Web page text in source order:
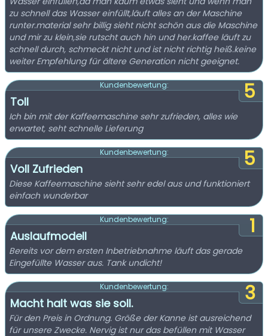
zu schnell das Wasser einfüllt,läuft alles an der Maschine
runter.material sehr billig sieht nicht schön aus die Maschine
und mir zu klein,sie rutscht auch hin und her.kaffee läuft zu
schnell durch, schmeckt nicht und ist nicht richtig heiß.keine
weiter Empfehlung für ältere Generation nicht geeignet.
5
Kundenbewertung:
Toll
Ich bin mit der Kaffeemaschine sehr zufrieden, alles wie
erwartet, seht schnelle Lieferung
5
Kundenbewertung:
Voll Zufrieden
Diese Kaffeemaschine sieht sehr edel aus und funktioniert
einfach wunderbar
1
Kundenbewertung:
Auslaufmodell
Bereits vor dem ersten Inbetriebnahme läuft das gerade
Eingefüllte Wasser aus. Tank undicht!
3
Kundenbewertung:
Macht halt was sie soll.
Für den Preis in Ordnung. Größe der Kanne ist ausreichend
für unsere Zwecke. Nervig ist nur das befüllen mit Wasser